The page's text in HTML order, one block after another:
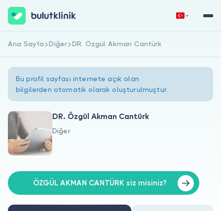
Hakkımızda
Doktorlar için
Hemen Kaydol Giriş Yap
Ana Sayfa Diğer DR. Özgül Akman Cantürk
Bu profil sayfası internete açık olan
bilgilerden otomatik olarak oluşturulmuştur.
DR. Özgül Akman Cantürk
Diğer
ÖZGÜL AKMAN CANTÜRK siz misiniz?